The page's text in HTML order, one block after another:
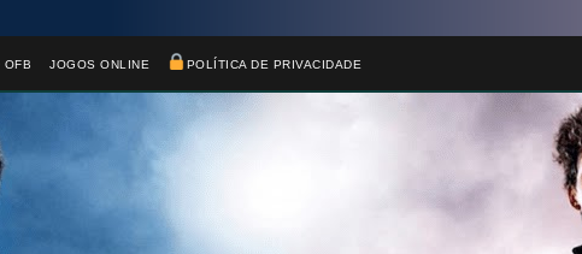
OFB JOGOS ONLINE POLÍTICA DE PRIVACIDADE